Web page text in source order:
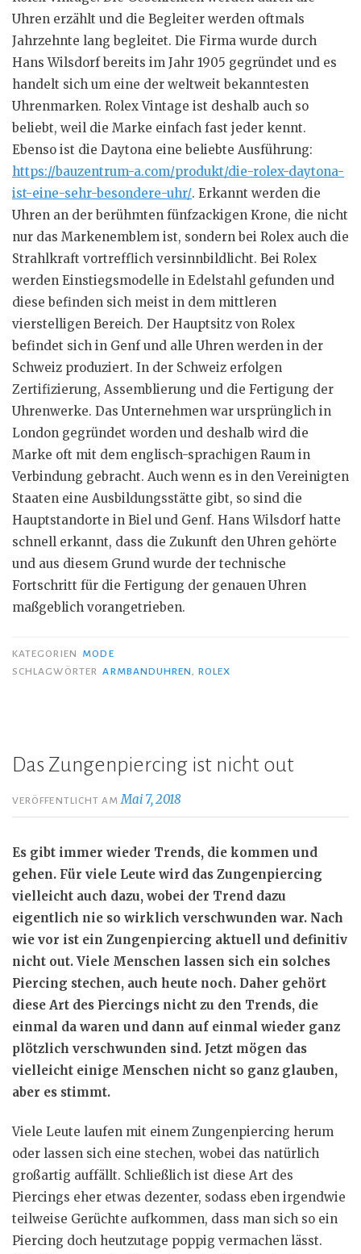
Uhren erzählt und die Begleiter werden oftmals
Jahrzehnte lang begleitet. Die Firma wurde durch
Hans Wilsdorf bereits im Jahr 1905 gegründet und es
handelt sich um eine der weltweit bekanntesten
Uhrenmarken. Rolex Vintage ist deshalb auch so
beliebt, weil die Marke einfach fast jeder kennt.
Ebenso ist die Daytona eine beliebte Ausführung:
https://bauzentrum-a.com/produkt/die-rolex-daytona-
ist-eine-sehr-besondere-uhr/. Erkannt werden die
Uhren an der berühmten fünfzackigen Krone, die nicht
nur das Markenemblem ist, sondern bei Rolex auch die
Strahlkraft vortrefflich versinnbildlicht. Bei Rolex
werden Einstiegsmodelle in Edelstahl gefunden und
diese befinden sich meist in dem mittleren
vierstelligen Bereich. Der Hauptsitz von Rolex
befindet sich in Genf und alle Uhren werden in der
Schweiz produziert. In der Schweiz erfolgen
Zertifizierung, Assemblierung und die Fertigung der
Uhrenwerke. Das Unternehmen war ursprünglich in
London gegründet worden und deshalb wird die
Marke oft mit dem englisch-sprachigen Raum in
Verbindung gebracht. Auch wenn es in den Vereinigten
Staaten eine Ausbildungsstätte gibt, so sind die
Hauptstandorte in Biel und Genf. Hans Wilsdorf hatte
schnell erkannt, dass die Zukunft den Uhren gehörte
und aus diesem Grund wurde der technische
Fortschritt für die Fertigung der genauen Uhren
maßgeblich vorangetrieben.
KATEGORIEN
MODE
SCHLAGWÖRTER
ARMBANDUHREN ROLEX
Das Zungenpiercing ist nicht out
VERÖFFENTLICHT AM Mai 7, 2018
Es gibt immer wieder Trends, die kommen und
gehen. Für viele Leute wird das Zungenpiercing
vielleicht auch dazu, wobei der Trend dazu
eigentlich nie so wirklich verschwunden war. Nach
wie vor ist ein Zungenpiercing aktuell und definitiv
nicht out. Viele Menschen lassen sich ein solches
Piercing stechen, auch heute noch. Daher gehört
diese Art des Piercings nicht zu den Trends, die
einmal da waren und dann auf einmal wieder ganz
plötzlich verschwunden sind. Jetzt mögen das
vielleicht einige Menschen nicht so ganz glauben,
aber es stimmt.
Viele Leute laufen mit einem Zungenpiercing herum
oder lassen sich eine stechen, wobei das natürlich
großartig auffällt. Schließlich ist diese Art des
Piercings eher etwas dezenter, sodass eben irgendwie
teilweise Gerüchte aufkommen, dass man sich so ein
Piercing doch heutzutage poppig vermachen lässt.